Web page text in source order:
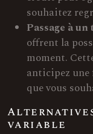
souhaitez
Passage à
offrent la
moment.
anticipez
que vous
variable